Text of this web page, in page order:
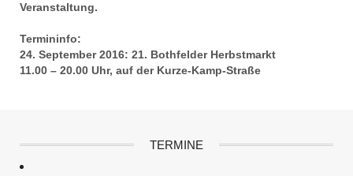
Veranstaltung.
Termininfo:
24. September 2016: 21. Bothfelder Herbstmarkt
11.00 – 20.00 Uhr, auf der Kurze-Kamp-Straße
TERMINE